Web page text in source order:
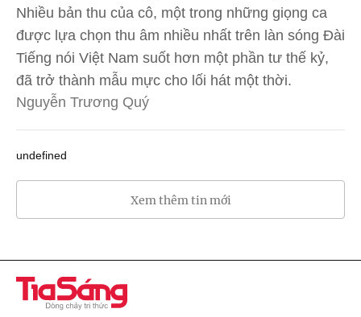
Nhiều bản thu của cô, một trong những giọng ca
được lựa chọn thu âm nhiều nhất trên làn sóng Đài
Tiếng nói Việt Nam suốt hơn một phần tư thế kỷ,
đã trở thành mẫu mực cho lối hát một thời.
Nguyễn Trương Quý
undefined
Xem thêm tin mới